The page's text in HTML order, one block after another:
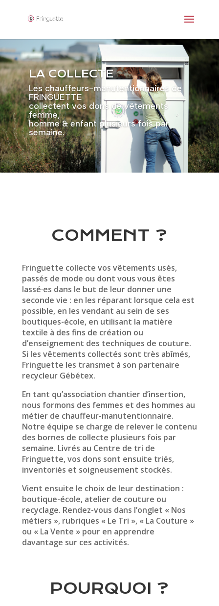
LA COLLECTE
Les chauffeurs-manutentionnaires de
FRINGUETTE
collectent vos dons de vêtements
femme,
homme & enfant plusieurs fois par
semaine.
COMMENT ?
Fringuette collecte vos vêtements usés,
passés de mode ou dont vous vous êtes
lassé·es dans le but de leur donner une
seconde vie : en les réparant lorsque cela est
possible, en les vendant au sein de ses
boutiques-école, en utilisant la matière
textile à des fins de création ou
d’enseignement des techniques de couture.
Si les vêtements collectés sont très abîmés,
Fringuette les transmet à son partenaire
recycleur Gébétex.
En tant qu’association chantier d’insertion,
nous formons des femmes et des hommes au
métier de chauffeur-manutentionnaire.
Notre équipe se charge de relever le contenu
des bornes de collecte plusieurs fois par
semaine. Livrés au Centre de tri de
Fringuette, vos dons sont ensuite triés,
inventoriés et soigneusement stockés.
Vient ensuite le choix de leur destination :
boutique-école, atelier de couture ou
recyclage. Rendez-vous dans l’onglet « Nos
métiers », rubriques « Le Tri », « La Couture »
ou « La Vente » pour en apprendre
davantage sur ces activités.
POURQUOI ?